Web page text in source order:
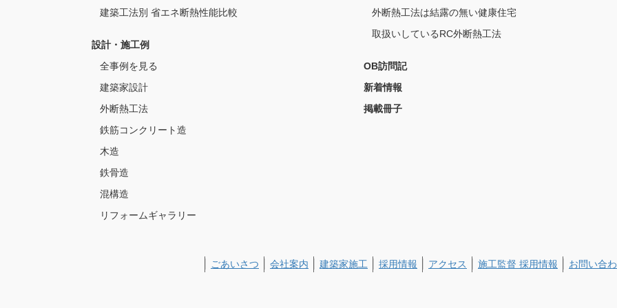
建築工法別 省エネ断熱性能比較
設計・施工例
全事例を見る
建築家設計
外断熱工法
鉄筋コンクリート造
木造
鉄骨造
混構造
リフォームギャラリー
外断熱工法は結露の無い健康住宅
取扱いしているRC外断熱工法
OB訪問記
新着情報
掲載冊子
ごあいさつ 会社案内 建築家施工 採用情報 アクセス 施工監督 採用情報 お問い合